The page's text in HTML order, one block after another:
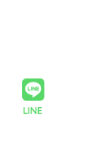
LINE